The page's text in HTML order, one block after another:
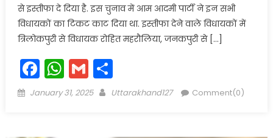
से इस्तीफा दे दिया है. इस चुनाव में आम आदमी पार्टी ने इन सभी
विधायकों का टिकट काट दिया था. इस्तीफा देने वाले विधायकों में
त्रिलोकपुरी से विधायक रोहित महरौलिया, जनकपुरी से […]
Facebook
WhatsApp
GmailShare
Posted
January 31, 2025 Author
Uttarakhand127 Comment(0)